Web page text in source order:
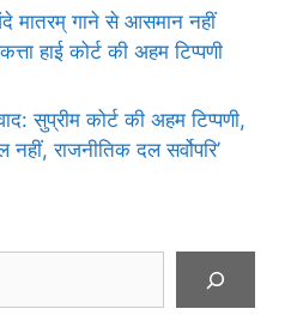
मातरम् गाने से आसमान नहीं
हाई कोर्ट की अहम टिप्पणी
सुप्रीम कोर्ट की अहम टिप्पणी,
नहीं, राजनीतिक दल सर्वोपरि’